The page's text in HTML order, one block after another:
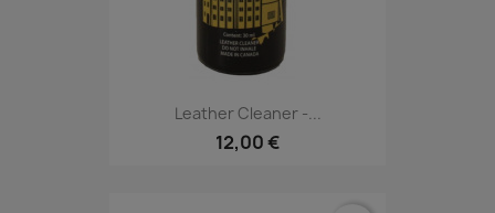
Leather Cleaner -...
12,00 €